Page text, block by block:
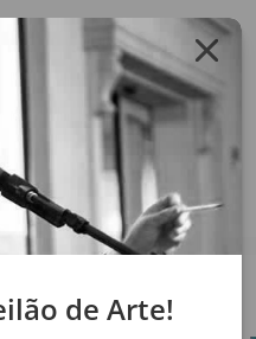
de Arte!